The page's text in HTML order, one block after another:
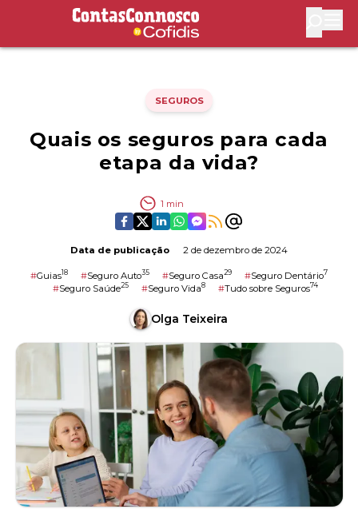
Contas Connosco by Cofidis
SEGUROS
Quais os seguros para cada
etapa da vida?
1 min
Data de publicação 2 de dezembro de 2024
#Guias18 #Seguro Auto35 #Seguro Casa29 #Seguro Dentário7
#Seguro Saúde25 #Seguro Vida8 #Tudo sobre Seguros74
Olga Teixeira